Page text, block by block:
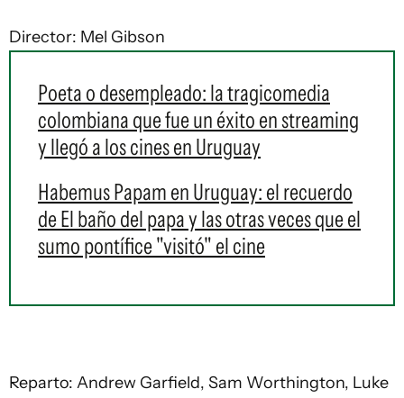
Director: Mel Gibson
Poeta o desempleado: la tragicomedia
colombiana que fue un éxito en streaming
y llegó a los cines en Uruguay
Habemus Papam en Uruguay: el recuerdo
de El baño del papa y las otras veces que el
sumo pontífice "visitó" el cine
Reparto: Andrew Garfield, Sam Worthington, Luke